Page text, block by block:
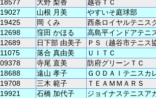
大野 梨香
越谷ＴＣ
山根 月美
やすいそ庭球部
岡 くみ
西条ロイヤルテニス
窪田 かほる
高島平インドアテニ
日下部 由美子
ＰＳ（越谷市テニス
落合 真由美
ＵＩＴＣ
寺尾 直美
防府グリーンＴＣ
遠山 孝子
ＧＯＤＡＩテニスカ
三木 範子
ＴＥＡＭＭＡＲＳ
石橋 加代子
ジョイナステニスア